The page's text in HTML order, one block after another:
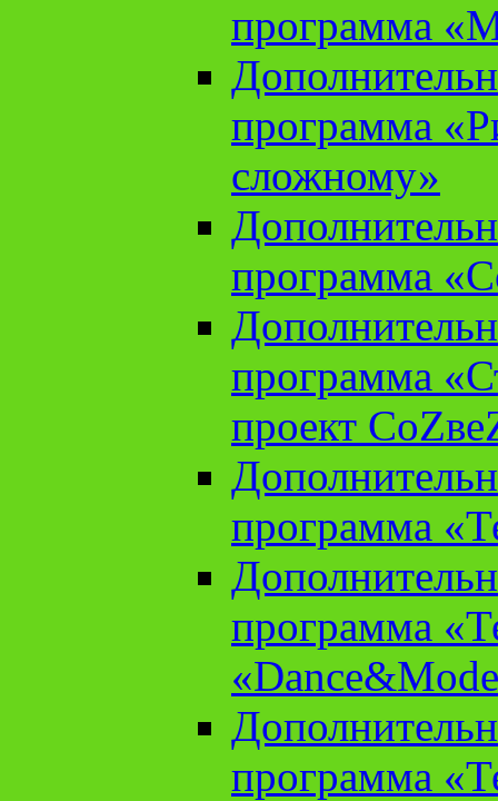
программа
программа
сложному»
программа
программа
проект
программа
программа
программа